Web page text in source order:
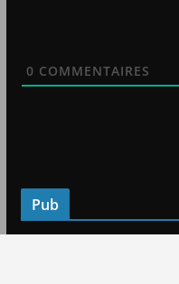
0 COMMENTAIRES
Pub